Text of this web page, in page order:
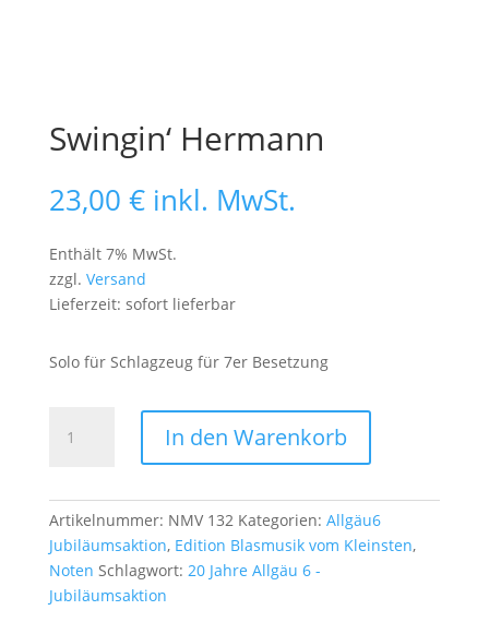
Swingin‘ Hermann
23,00 € inkl. MwSt.
Enthält 7% MwSt.
zzgl. Versand
Lieferzeit: sofort lieferbar
Solo für Schlagzeug für 7er Besetzung
Hermann
In den Warenkorb
Artikelnummer: NMV 132 Kategorien: Allgäu6
Jubiläumsaktion, Edition Blasmusik vom Kleinsten,
Noten Schlagwort: 20 Jahre Allgäu 6 -
Jubiläumsaktion